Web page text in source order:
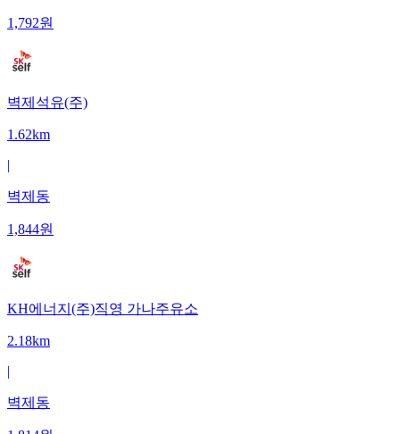
1,792원
벽제석유(주)
1.62km
|
벽제동
1,844원
KH에너지(주)직영 가나주유소
2.18km
|
벽제동